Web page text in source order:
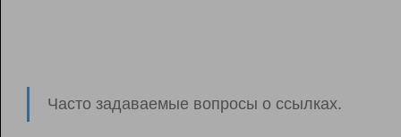
Часто задаваемые вопросы о ссылках.